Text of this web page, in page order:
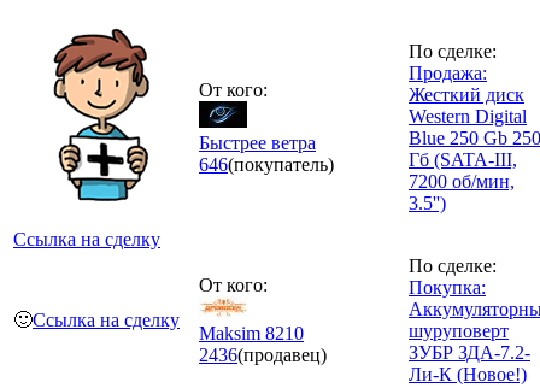
Ссылка на сделку
От кого:
Быстрее ветра
646(покупатель)
По сделке:
Продажа:
Жесткий диск
Western Digital
Blue 250 Gb 250
Гб (SATA-III,
7200 об/мин,
3.5'')
🙂Ссылка на сделку
От кого:
Maksim 8210
2436(продавец)
По сделке:
Покупка:
шуруповерт
ЗУБР ЗДА-7.2-
Ли-К (Новое!)